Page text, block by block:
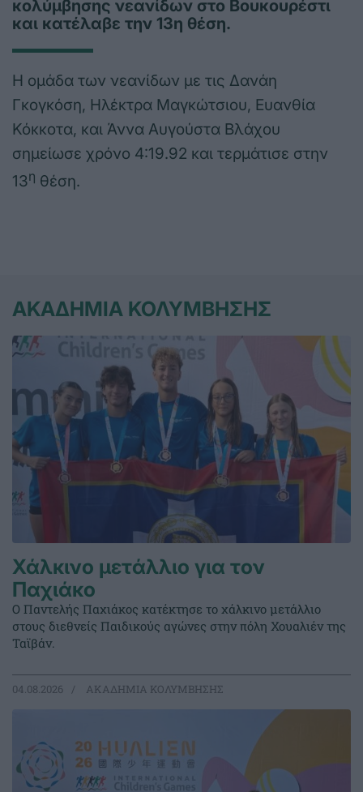
κολύμβησης νεανίδων στο Βουκουρέστι
και κατέλαβε την 13η θέση.
Η ομάδα των νεανίδων με τις Δανάη
Γκογκόση, Ηλέκτρα Μαγκώτσιου, Ευανθία
Κόκκοτα, και Άννα Αυγούστα Βλάχου
σημείωσε χρόνο 4:19.92 και τερμάτισε στην
13η θέση.
ΑΚΑΔΗΜΙΑ ΚΟΛΥΜΒΗΣΗΣ
Χάλκινο μετάλλιο για τον
Παχιάκο
Ο Παντελής Παχιάκος κατέκτησε το χάλκινο μετάλλιο
στους διεθνείς Παιδικούς αγώνες στην πόλη Χουαλιέν της
Ταϊβάν.
04.08.2026 ΑΚΑΔΗΜΙΑ ΚΟΛΥΜΒΗΣΗΣ